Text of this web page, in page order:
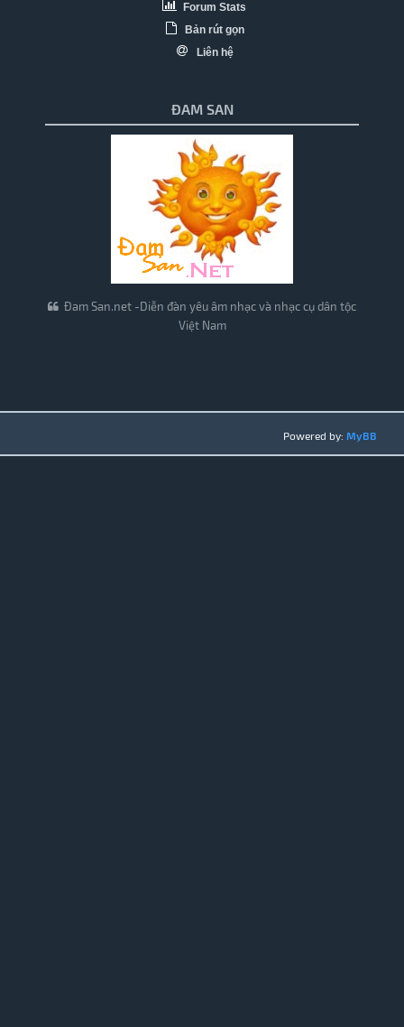
Forum Stats
Bản rút gọn
Liên hệ
ĐAM SAN
Đam San.net -Diễn đàn yêu âm nhạc và nhạc cụ dân tộc
Việt Nam
Powered by: MyBB